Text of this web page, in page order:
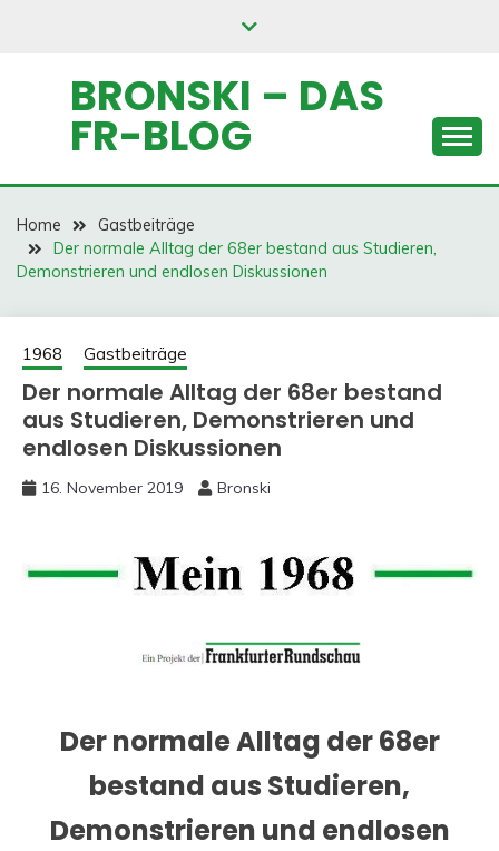
BRONSKI – DAS
FR-BLOG
Home
Gastbeiträge
Der normale Alltag der 68er bestand aus Studieren,
Demonstrieren und endlosen Diskussionen
1968 Gastbeiträge
Der normale Alltag der 68er bestand
aus Studieren, Demonstrieren und
endlosen Diskussionen
16. November 2019 Bronski
Der normale Alltag der 68er
bestand aus Studieren,
Demonstrieren und endlosen